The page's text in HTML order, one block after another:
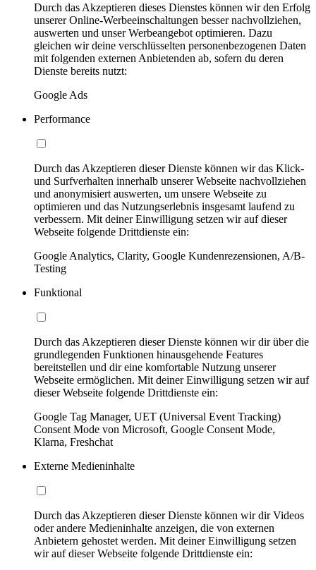
Durch das Akzeptieren dieses Dienstes können wir den Erfolg
unserer Online-Werbeeinschaltungen besser nachvollziehen,
auswerten und unser Werbeangebot optimieren. Dazu
gleichen wir deine verschlüsselten personenbezogenen Daten
mit folgenden externen Anbietenden ab, sofern du deren
Dienste bereits nutzt:
Google Ads
Performance
Durch das Akzeptieren dieser Dienste können wir das Klick-
und Surfverhalten innerhalb unserer Webseite nachvollziehen
und anonymisiert auswerten, um unsere Webseite zu
optimieren und das Nutzungserlebnis insgesamt laufend zu
verbessern. Mit deiner Einwilligung setzen wir auf dieser
Webseite folgende Drittdienste ein:
Google Analytics, Clarity, Google Kundenrezensionen, A/B-
Testing
Funktional
Durch das Akzeptieren dieser Dienste können wir dir über die
grundlegenden Funktionen hinausgehende Features
bereitstellen und dir eine komfortable Nutzung unserer
Webseite ermöglichen. Mit deiner Einwilligung setzen wir auf
dieser Webseite folgende Drittdienste ein:
Google Tag Manager, UET (Universal Event Tracking)
Consent Mode von Microsoft, Google Consent Mode,
Klarna, Freshchat
Externe Medieninhalte
Durch das Akzeptieren dieser Dienste können wir dir Videos
oder andere Medieninhalte anzeigen, die von externen
Anbietern gehostet werden. Mit deiner Einwilligung setzen
wir auf dieser Webseite folgende Drittdienste ein: